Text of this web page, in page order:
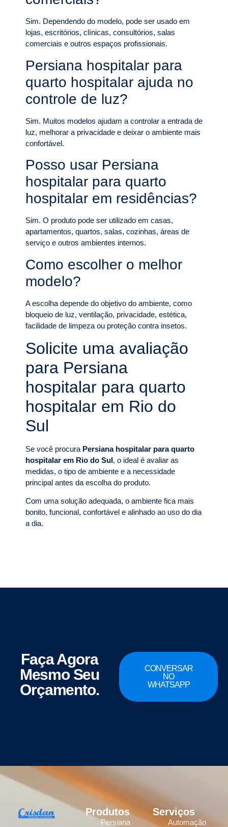
Sim. Dependendo do modelo, pode ser usado em
lojas, escritórios, clínicas, consultórios, salas
comerciais e outros espaços profissionais.
Persiana hospitalar para
quarto hospitalar ajuda no
controle de luz?
Sim. Muitos modelos ajudam a controlar a entrada de
luz, melhorar a privacidade e deixar o ambiente mais
confortável.
Posso usar Persiana
hospitalar para quarto
hospitalar em residências?
Sim. O produto pode ser utilizado em casas,
apartamentos, quartos, salas, cozinhas, áreas de
serviço e outros ambientes internos.
Como escolher o melhor
modelo?
A escolha depende do objetivo do ambiente, como
bloqueio de luz, ventilação, privacidade, estética,
facilidade de limpeza ou proteção contra insetos.
Solicite uma avaliação
para Persiana
hospitalar para quarto
hospitalar em Rio do
Sul
Se você procura Persiana hospitalar para quarto
hospitalar em Rio do Sul, o ideal é avaliar as
medidas, o tipo de ambiente e a necessidade
principal antes da escolha do produto.
Com uma solução adequada, o ambiente fica mais
bonito, funcional, confortável e alinhado ao uso do dia
a dia.
Faça Agora
Mesmo Seu
Orçamento.
CONVERSAR
NO
WHATSAPP
Produtos
Persiana
Serviços
Automação